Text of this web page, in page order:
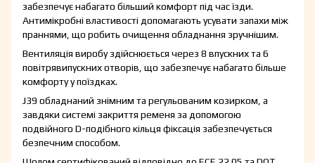
забезпечує набагато більший комфорт під час їзди.
Антимікробні властивості допомагають усувати запахи між
праннями, що робить очищення обладнання зручнішим.
Вентиляція виробу здійснюється через 8 впускних та 6
повітрявипускних отворів, що забезпечує набагато більше
комфорту у поїздках.
J39 обладнаний знімним та регульованим козирком, а
завдяки системі закриття ременя за допомогою
подвійного D-подібного кільця фіксація забезпечується
безпечним способом.